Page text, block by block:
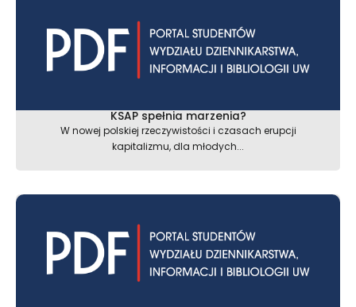
KSAP spełnia marzenia?
W nowej polskiej rzeczywistości i czasach erupcji
kapitalizmu, dla młodych...